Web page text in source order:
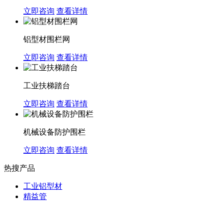
立即咨询 查看详情
铝型材围栏网
立即咨询 查看详情
工业扶梯踏台
立即咨询 查看详情
机械设备防护围栏
立即咨询 查看详情
热搜产品
工业铝型材
精益管